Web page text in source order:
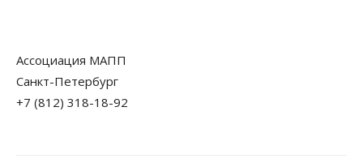
Ассоциация МАПП
Санкт-Петербург
+7 (812) 318-18-92